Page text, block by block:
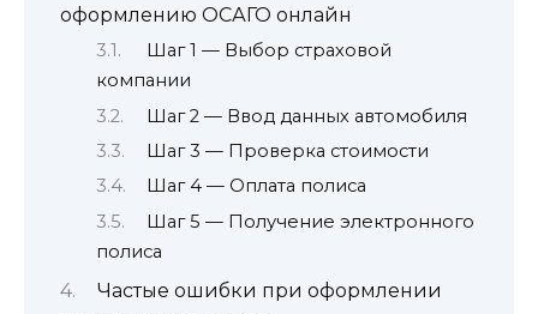
оформлению ОСАГО онлайн
Шаг 1 — Выбор страховой
компании
Шаг 2 — Ввод данных автомобиля
Шаг 3 — Проверка стоимости
Шаг 4 — Оплата полиса
Шаг 5 — Получение электронного
полиса
Частые ошибки при оформлении